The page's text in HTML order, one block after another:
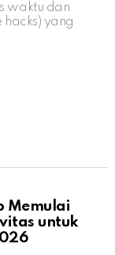
waktu dan
yang
Memulai
untuk